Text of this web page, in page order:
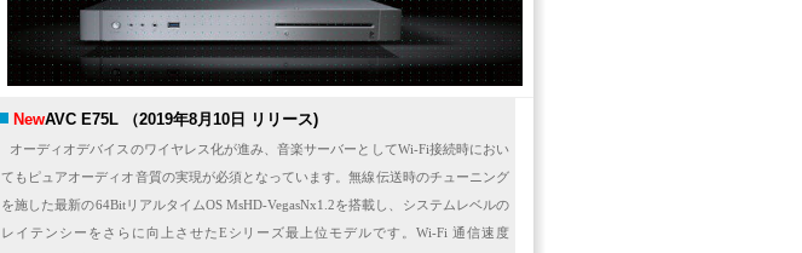
NewAVC E75L （2019年8月10日 リリース)
オーディオデバイスのワイヤレス化が進み、音楽サーバーとしてWi-Fi接続時におい
てもピュアオーディオ音質の実現が必須となっています。無線伝送時のチューニング
を施した最新の64BitリアルタイムOS MsHD-VegasNx1.2を搭載し、システムレベルの
レイテンシーをさらに向上させたE シリーズ最上位モデルです。Wi-Fi通信速度